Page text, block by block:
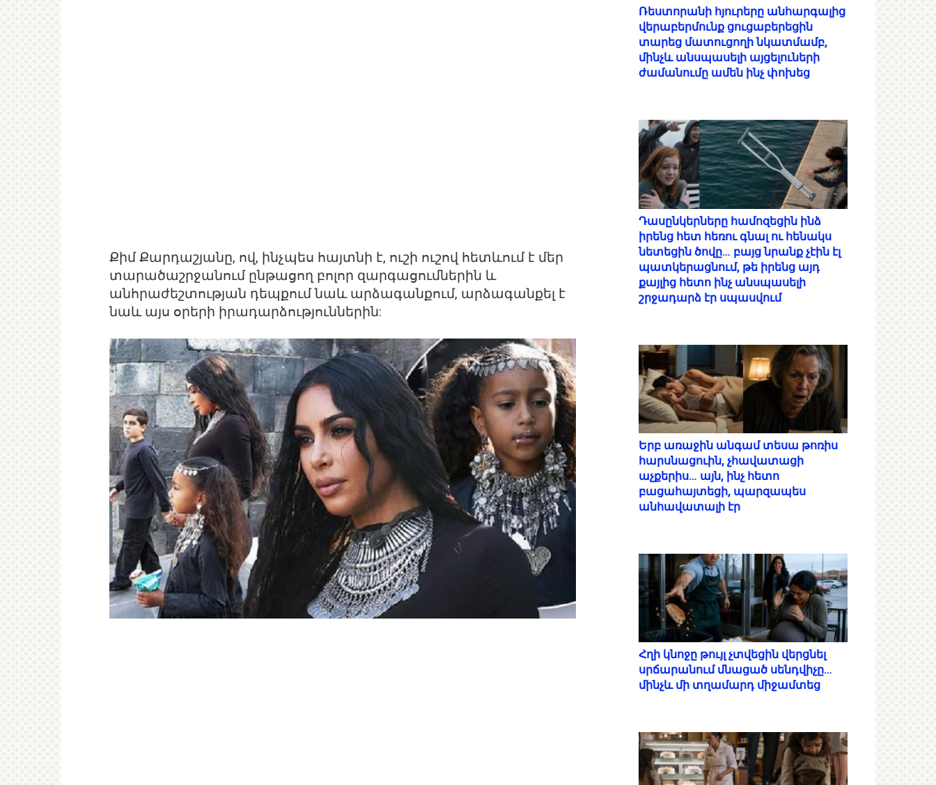
Քիմ Քարդաշյանը, ով, ինչպես հայտնի է, ուշի ուշով հետևում է մեր
տարածաշրջանում ընթացող բոլոր զարգացումներին և
անհրաժեշտության դեպքում նաև արձագանքում, արձագանքել է
նաև այս օրերի իրադարձություններին:
Ռեստորանի հյուրերը անհարգալից
վերաբերմունք ցուցաբերեցին
տարեց մատուցողի նկատմամբ,
մինչև անսպասելի այցելուների
ժամանումը ամեն ինչ փոխեց
Դասընկերները համոզեցին ինձ
իրենց հետ հեռու գնալ ու հենակս
նետեցին ծովը… բայց նրանք չէին էլ
պատկերացնում, թե իրենց այդ
քայլից հետո ինչ անսպասելի
շրջադարձ էր սպասվում
Երբ առաջին անգամ տեսա թոռիս
հարսնացուին, չհավատացի
աչքերիս… այն, ինչ հետո
բացահայտեցի, պարզապես
անհավատալի էր
Հղի կնոջը թույլ չտվեցին վերցնել
սրճարանում մնացած սենդվիչը…
մինչև մի տղամարդ միջամտեց